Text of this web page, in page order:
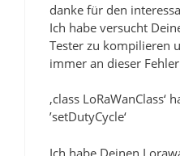
danke für den
Ich habe versucht
Tester zu kompilieren
immer an dieser
‚class
’setDutyCycle‘
Ich habe Deinen